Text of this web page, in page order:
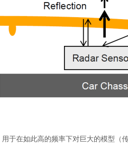
于在如此高的频率下对巨大的模型（